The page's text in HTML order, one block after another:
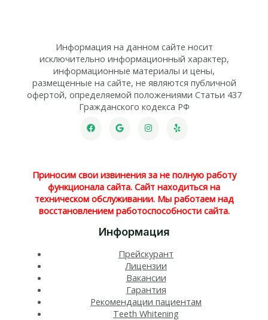
Информация на данном сайте носит
исключительно информационный характер,
информационные материалы и цены,
размещенные на сайте, не являются публичной
офертой, определяемой положениями Статьи 437
Гражданского кодекса РФ
Приносим свои извинения за не полную работу
функционала сайта. Сайт находиться на
техническом обслуживании. Мы работаем над
восстановлением работоспособности сайта.
Информация
Прейскурант
Лицензии
Вакансии
Гарантия
Рекомендации пациентам
Teeth Whitening​